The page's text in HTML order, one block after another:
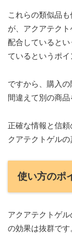
これらの類似品
が、アクアテク
配合していると
ているというポイ
ですから、購入の
間違えて別の商
正確な情報と信
クアテクトゲル
使い方のポ
アクアテクトゲ
の効果は抜群で